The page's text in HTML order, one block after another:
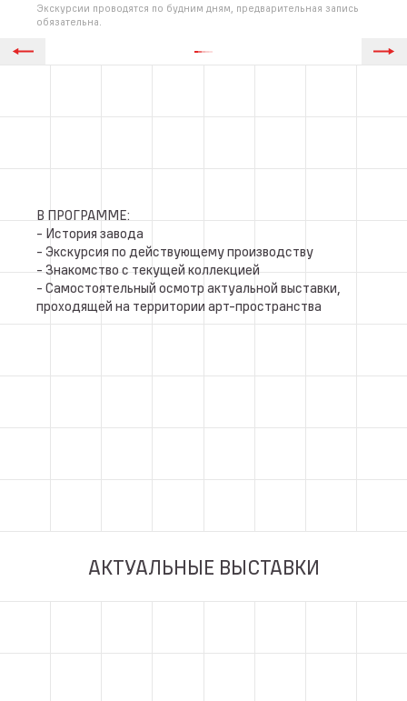
Экскурсии проводятся по будним дням, предварительная запись
обязательна.
В ПРОГРАММЕ:
- История завода
- Экскурсия по действующему производству
- Знакомство с текущей коллекцией
- Самостоятельный осмотр актуальной выставки,
проходящей на территории арт-пространства
АКТУАЛЬНЫЕ ВЫСТАВКИ